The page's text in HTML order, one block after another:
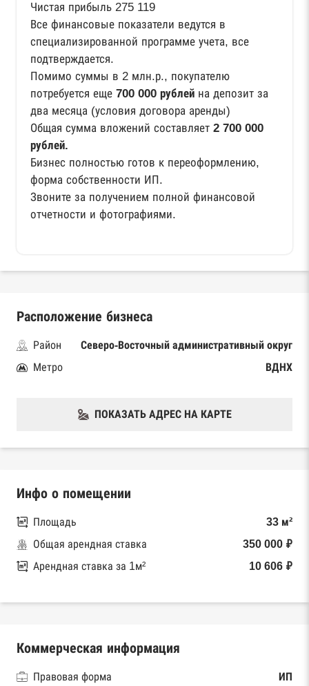
Чистая прибыль 275 119
Все финансовые показатели ведутся в
специализированной программе учета, все
подтверждается.
Помимо суммы в 2 млн.р., покупателю
потребуется еще 700 000 рублей на депозит за
два месяца (условия договора аренды)
Общая сумма вложений составляет 2 700 000
рублей.
Бизнес полностью готов к переоформлению,
форма собственности ИП.
Звоните за получением полной финансовой
отчетности и фотографиями.
Расположение бизнеса
Район
Северо-Восточный административный округ
Метро
ВДНХ
ПОКАЗАТЬ АДРЕС НА КАРТЕ
Инфо о помещении
Площадь
33 м²
Общая арендная ставка
350 000 ₽
Арендная ставка за 1м²
10 606 ₽
Коммерческая информация
Правовая форма ИП